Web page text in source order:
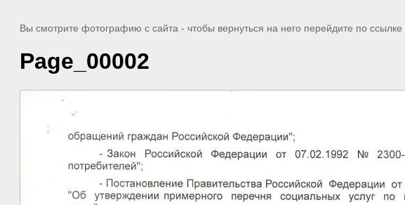
Вы смотрите фотографию с сайта - чтобы вернуться на него перейдите по ссылке
Page_00002